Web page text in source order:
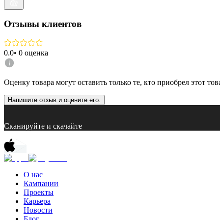
Отзывы клиентов
0.0• 0 оценка
Оценку товара могут оставить только те, кто приобрел этот
Напишите отзыв и оцените его.
Сканируйте и скачайте
О нас
Кампании
Проекты
Карьера
Новости